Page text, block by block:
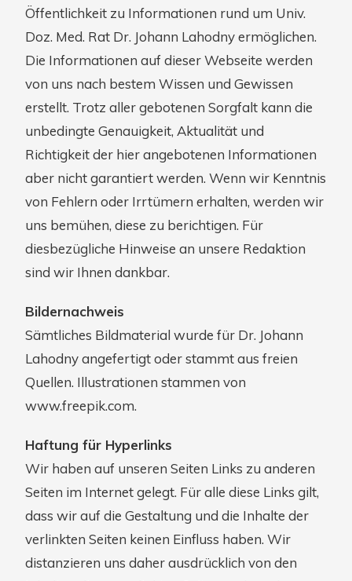
Öffentlichkeit zu Informationen rund um Univ.
Doz. Med. Rat Dr. Johann Lahodny ermöglichen.
Die Informationen auf dieser Webseite werden
von uns nach bestem Wissen und Gewissen
erstellt. Trotz aller gebotenen Sorgfalt kann die
unbedingte Genauigkeit, Aktualität und
Richtigkeit der hier angebotenen Informationen
aber nicht garantiert werden. Wenn wir Kenntnis
von Fehlern oder Irrtümern erhalten, werden wir
uns bemühen, diese zu berichtigen. Für
diesbezügliche Hinweise an unsere Redaktion
sind wir Ihnen dankbar.
Bildernachweis
Sämtliches Bildmaterial wurde für Dr. Johann
Lahodny angefertigt oder stammt aus freien
Quellen. Illustrationen stammen von
www.freepik.com.
Haftung für Hyperlinks
Wir haben auf unseren Seiten Links zu anderen
Seiten im Internet gelegt. Für alle diese Links gilt,
dass wir auf die Gestaltung und die Inhalte der
verlinkten Seiten keinen Einfluss haben. Wir
distanzieren uns daher ausdrücklich von den